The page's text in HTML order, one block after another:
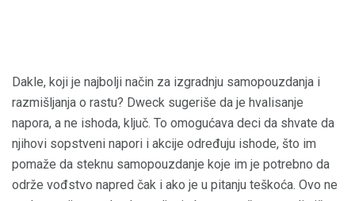
Dakle, koji je najbolji način za izgradnju samopouzdanja i
razmišljanja o rastu? Dweck sugeriše da je hvalisanje
napora, a ne ishoda, ključ. To omogućava deci da shvate da
njihovi sopstveni napori i akcije određuju ishode, što im
pomaže da steknu samopouzdanje koje im je potrebno da
održe vođstvo napred čak i ako je u pitanju teškoća. Ovo ne